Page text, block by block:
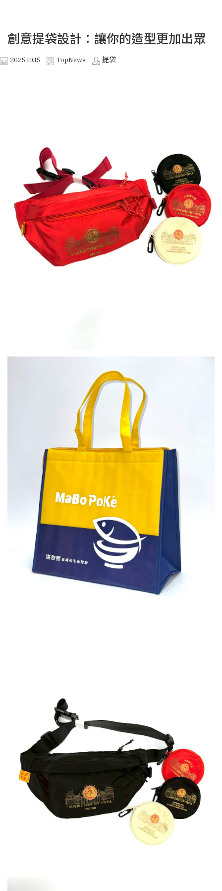
創意提袋設計：讓你的造型更加出眾
2025.10.15 TopNews 提袋